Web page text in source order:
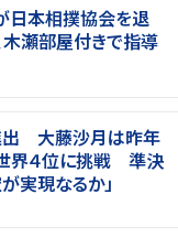
日本相撲協会を退
瀬部屋付きで指導
出 大藤沙月は昨年
界４位に挑戦 準決
実現なるか」